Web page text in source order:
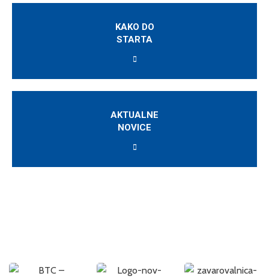
KAKO DO
STARTA
AKTUALNE
NOVICE